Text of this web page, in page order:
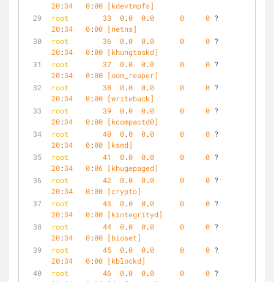
20:34 0:00 [kdevtmpfs]
root
33 0.0 0.0 0 0
20:34 0:00 [netns]
root
36 0.0 0.0 0 0
20:34 0:00 [khungtaskd]
root
37 0.0 0.0 0 0
20:34 0:00 [oom_reaper]
root
38 0.0 0.0 0 0
20:34 0:00 [writeback]
root
39 0.0 0.0 0 0
20:34 0:00 [kcompactd0]
root
40 0.0 0.0 0 0
20:34 0:00 [ksmd]
root
41 0.0 0.0 0 0
20:34 0:06 [khugepaged]
root
42 0.0 0.0 0 0
20:34 0:00 [crypto]
root
43 0.0 0.0 0 0
20:34 0:00 [kintegrityd]
root
44 0.0 0.0 0 0
20:34 0:00 [bioset]
root
45 0.0 0.0 0 0
20:34 0:00 [kblockd]
root
46 0.0 0.0 0 0